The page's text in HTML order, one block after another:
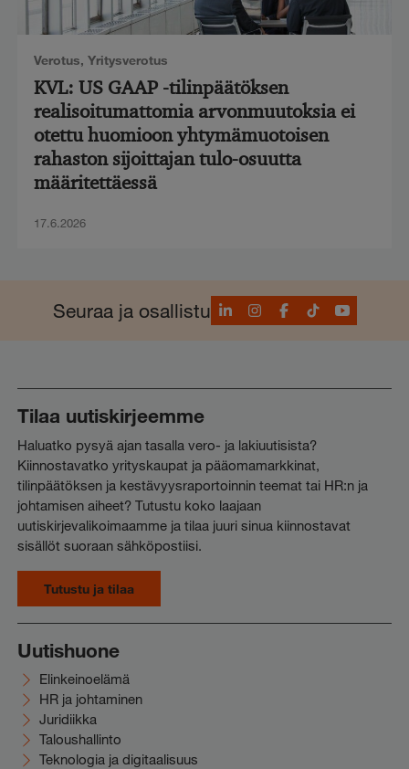
Verotus, Yritysverotus
KVL: US GAAP -tilinpäätöksen
realisoitumattomia arvonmuutoksia ei
otettu huomioon yhtymämuotoisen
rahaston sijoittajan tulo-osuutta
määritettäessä
17.6.2026
Seuraa ja osallistuLinkedInInstagram
Facebook
TikTokYouTube
Tilaa uutiskirjeemme
Haluatko pysyä ajan tasalla vero- ja lakiuutisista?
Kiinnostavatko yrityskaupat ja pääomamarkkinat,
tilinpäätöksen ja kestävyysraportoinnin teemat tai HR:n ja
johtamisen aiheet? Tutustu koko laajaan
uutiskirjevalikoimaamme ja tilaa juuri sinua kiinnostavat
sisällöt suoraan sähköpostiisi.
Tutustu ja tilaa
Uutishuone
Elinkeinoelämä
HR ja johtaminen
Juridiikka
Taloushallinto
Teknologia ja digitaalisuus